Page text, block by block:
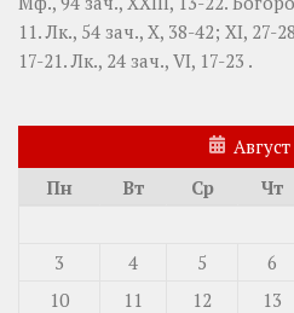
11. Лк., 54 зач., X, 38-42; XI, 27-
17-21. Лк., 24 зач., VI, 17-23 .
Пн
Вт Ср Чт
3
4 5 6
10
11 12 13